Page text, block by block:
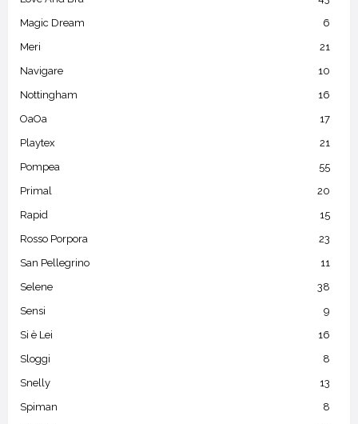
Magic Dream
6
Meri
21
Navigare
10
Nottingham
16
OaOa
17
Playtex
21
Pompea
55
Primal
20
Rapid
15
Rosso Porpora
23
San Pellegrino
11
Selene
38
Sensi
9
Si è Lei
16
Sloggi
8
Snelly
13
Spiman
8